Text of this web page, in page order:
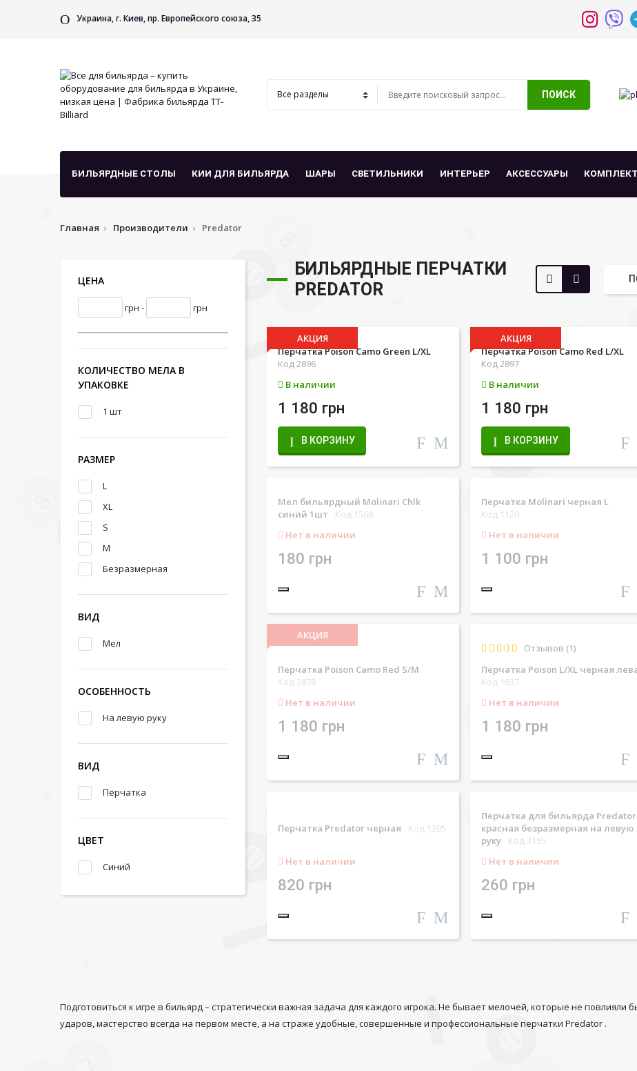
Украина, г. Киев, пр. Европейского союза, 35
ПОИСК
БИЛЬЯРДНЫЕ СТОЛЫ КИИ ДЛЯ БИЛЬЯРДА ШАРЫ СВЕТИЛЬНИКИ ИНТЕРЬЕР АКСЕССУАРЫ
Главная Производители Predator
ЦЕНА
грн - грн
КОЛИЧЕСТВО МЕЛА В
УПАКОВКЕ
1 шт
РАЗМЕР
L
XL
S
M
Безразмерная
ВИД
Мел
ОСОБЕННОСТЬ
На левую руку
ВИД
Перчатка
ЦВЕТ
Синий
БИЛЬЯРДНЫЕ ПЕРЧАТКИ
PREDATOR
АКЦИЯ
Перчатка Poison Camo Green L/XL
Код 2896
В наличии
1 180 грн
В КОРЗИНУ
АКЦИЯ
Перчатка Poison Camo Red L/XL
Код 2897
В наличии
1 180 грн
В КОРЗИНУ
Мел бильярдный Molinari Chlk
синий 1шт
Код 1568
Нет в наличии
180 грн
Перчатка Molinari черная L
Код 1120
Нет в наличии
1 100 грн
АКЦИЯ
Перчатка Poison Camo Red S/M
Код 2878
Нет в наличии
1 180 грн
Отзывов (1)
Перчатка Poison L/XL черная
Код 1637
Нет в наличии
1 180 грн
Перчатка Predator черная Код 1205
Нет в наличии
820 грн
Перчатка для бильярда Predator
красная безразмерная на левую
руку
Код 3195
Нет в наличии
260 грн
Подготовиться к игре в бильярд – стратегически важная задача для каждого игрока. Не бывает мелочей, которые не повлияли
ударов, мастерство всегда на первом месте, а на страже удобные, совершенные и профессиональные перчатки Predator .